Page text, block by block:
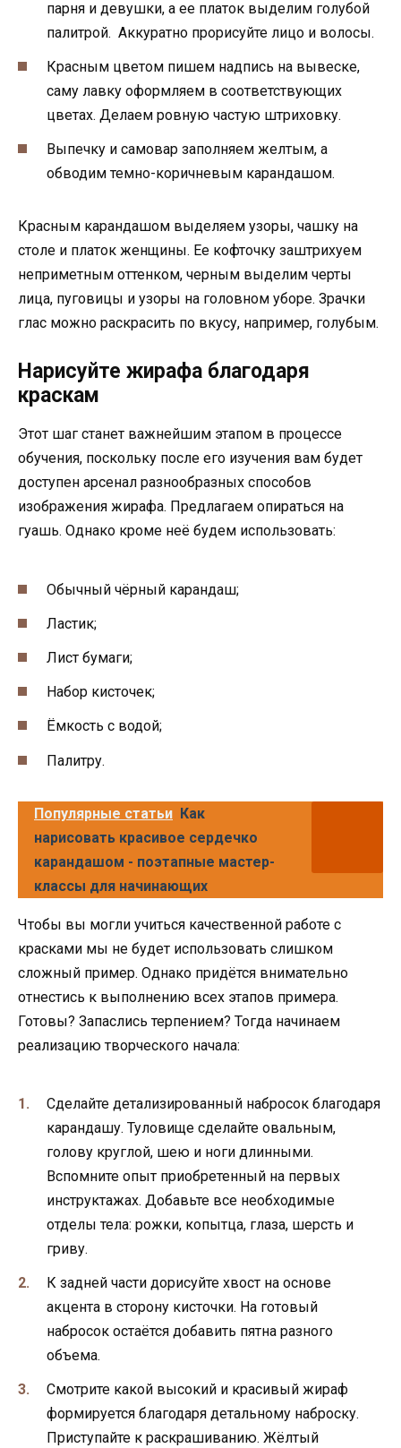
парня и девушки, а ее платок выделим голубой
палитрой. Аккуратно прорисуйте лицо и волосы.
Красным цветом пишем надпись на вывеске,
саму лавку оформляем в соответствующих
цветах. Делаем ровную частую штриховку.
Выпечку и самовар заполняем желтым, а
обводим темно-коричневым карандашом.
Красным карандашом выделяем узоры, чашку на
столе и платок женщины. Ее кофточку заштрихуем
неприметным оттенком, черным выделим черты
лица, пуговицы и узоры на головном уборе. Зрачки
глас можно раскрасить по вкусу, например, голубым.
Нарисуйте жирафа благодаря
краскам
Этот шаг станет важнейшим этапом в процессе
обучения, поскольку после его изучения вам будет
доступен арсенал разнообразных способов
изображения жирафа. Предлагаем опираться на
гуашь. Однако кроме неё будем использовать:
Обычный чёрный карандаш;
Ластик;
Лист бумаги;
Набор кисточек;
Ёмкость с водой;
Палитру.
Популярные статьи Как
нарисовать красивое сердечко
карандашом - поэтапные мастер-
классы для начинающих
Чтобы вы могли учиться качественной работе с
красками мы не будет использовать слишком
сложный пример. Однако придётся внимательно
отнестись к выполнению всех этапов примера.
Готовы? Запаслись терпением? Тогда начинаем
реализацию творческого начала:
Сделайте детализированный набросок благодаря
карандашу. Туловище сделайте овальным,
голову круглой, шею и ноги длинными.
Вспомните опыт приобретенный на первых
инструктажах. Добавьте все необходимые
отделы тела: рожки, копытца, глаза, шерсть и
гриву.
К задней части дорисуйте хвост на основе
акцента в сторону кисточки. На готовый
набросок остаётся добавить пятна разного
объема.
Смотрите какой высокий и красивый жираф
формируется благодаря детальному наброску.
Приступайте к раскрашиванию. Жёлтый